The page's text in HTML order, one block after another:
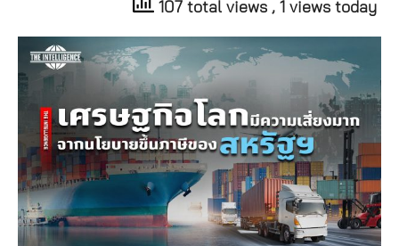
107 total views , 1 views today